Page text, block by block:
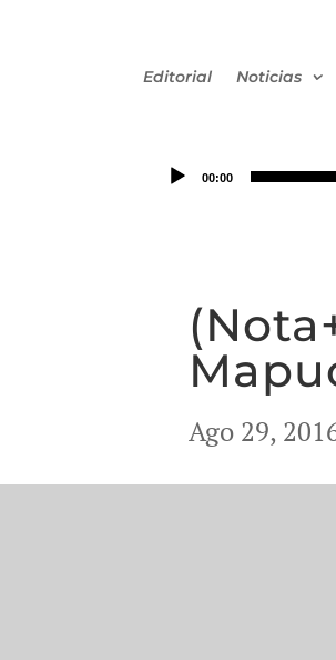
Editorial Noticias
00:00
Ago 29,